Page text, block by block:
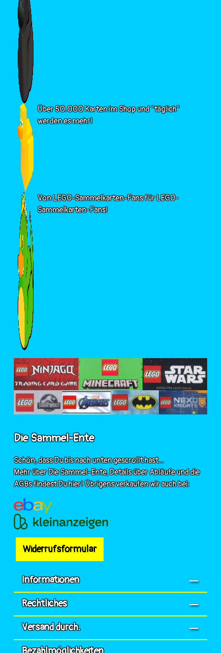
Über 50.000 Karten im Shop und "täglich"
werden es mehr!
Von LEGO-Sammelkarten-Fans für LEGO-
Sammelkarten-Fans!
Die Sammel-Ente
Schön, dass Du bis nach unten gescrollt hast...
Mehr über Die Sammel-Ente, Details über Abläufe und die
AGBs findest Du hier! Übrigens verkaufen wir auch bei:
Widerrufsformular
Informationen
Rechtliches
Versand durch: